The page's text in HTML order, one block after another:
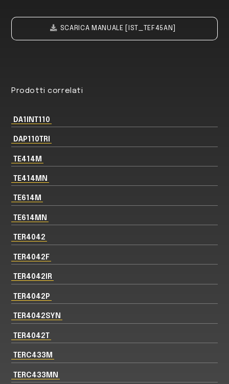
SCARICA MANUALE [IST_TEF45AN]
Prodotti correlati
DA1INT110
DAP110TRI
TE414M
TE414MN
TE614M
TE614MN
TER4042
TER4042F
TER4042IR
TER4042P
TER4042SYN
TER4042T
TERC433M
TERC433MN